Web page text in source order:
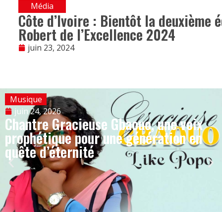
Média
Côte d’Ivoire : Bientôt la deuxième
Robert de l’Excellence 2024
juin 23, 2024
Musique
juin 24, 2026
Chantre Gracieuse Gbaouo, une voix
prophétique pour une génération en
quête d’éternité